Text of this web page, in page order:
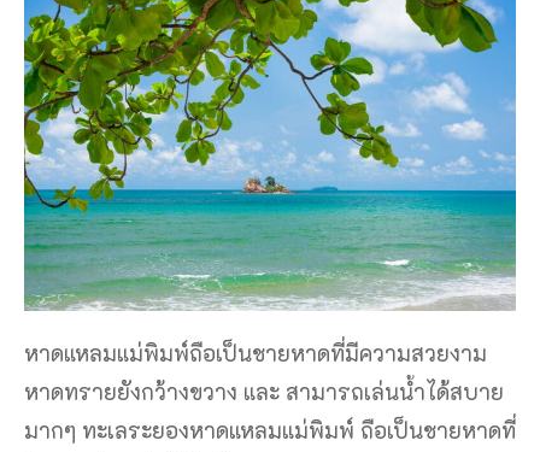
หาดแหลมแม่พิมพ์ถือเป็นชายหาดที่มีความสวยงาม
หาดทรายยังกว้างขวาง และ สามารถเล่นน้ำได้สบาย
มากๆ ทะเลระยองหาดแหลมแม่พิมพ์ ถือเป็นชายหาดที่